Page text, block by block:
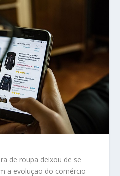
de roupa deixou de se
a evolução do comércio